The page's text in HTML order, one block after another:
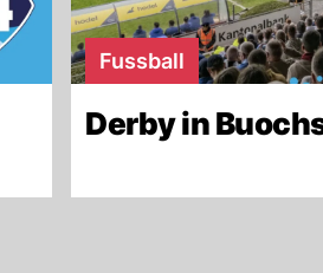
Fussball
Derby in